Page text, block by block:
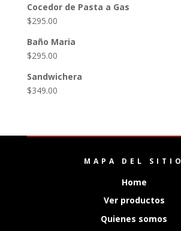
Cocedor de Pasta a Gas
$295.00
Baño Maria
$295.00
Sandwichera
$349.00
MAPA DEL SITIO
Home
Ver productos
Quienes somos